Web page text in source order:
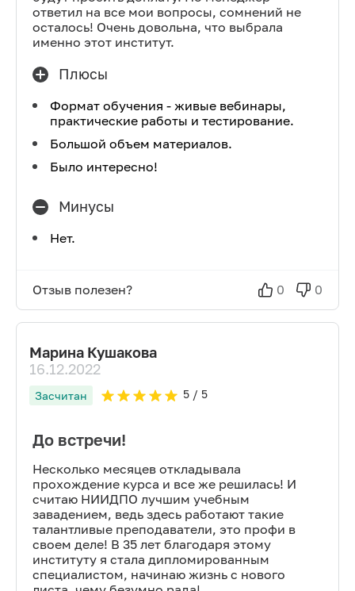
ответил на все мои вопросы, сомнений не
осталось! Очень довольна, что выбрала
именно этот институт.
Плюсы
Формат обучения - живые вебинары,
практические работы и тестирование.
Большой объем материалов.
Было интересно!
Минусы
Нет.
Отзыв полезен? 0 0
Марина Кушакова
16.12.2022
Засчитан 5/ 5
До встречи!
Несколько месяцев откладывала
прохождение курса и все же решилась! И
считаю НИИДПО лучшим учебным
завадением, ведь здесь работают такие
талантливые преподаватели, это профи в
своем деле! В 35 лет благодаря этому
институту я стала дипломированным
специалистом, начинаю жизнь с нового